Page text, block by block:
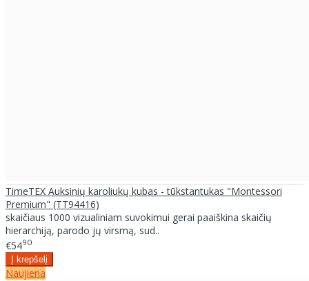
TimeTEX Auksinių karoliukų kubas - tūkstantukas "Montessori
Premium" (TT94416)
skaičiaus 1000 vizualiniam suvokimui gerai paaiškina skaičių
hierarchiją, parodo jų virsmą, sud..
€5490
Naujiena